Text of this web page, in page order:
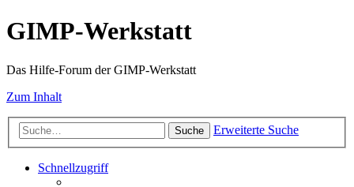
GIMP-Werkstatt
Das Hilfe-Forum der GIMP-Werkstatt
Zum Inhalt
Suche Erweiterte Suche
Schnellzugriff